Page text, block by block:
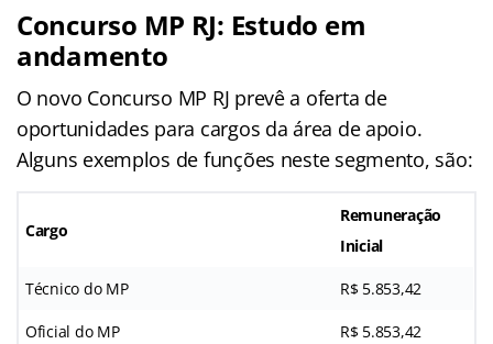
Concurso MP RJ: Estudo em
andamento
O novo Concurso MP RJ prevê a oferta de
oportunidades para cargos da área de apoio.
Alguns exemplos de funções neste segmento, são:
Cargo
Remuneração
Inicial
Técnico do MP R$ 5.853,42
Oficial do MP R$ 5.853,42